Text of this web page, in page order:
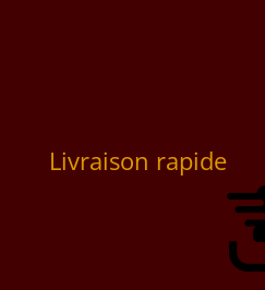
Livraison rapide